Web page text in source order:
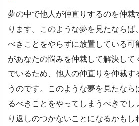
夢の中で他人が仲直りするのを仲裁
ります。このような夢を見たならば
べきことをやらずに放置している可
があなたの悩みを仲裁して解決して
でいるため、他人の仲直りを仲裁す
うのです。このような夢を見たなら
るべきことをやってしまうべきでし
り返しのつかないことになるかもし